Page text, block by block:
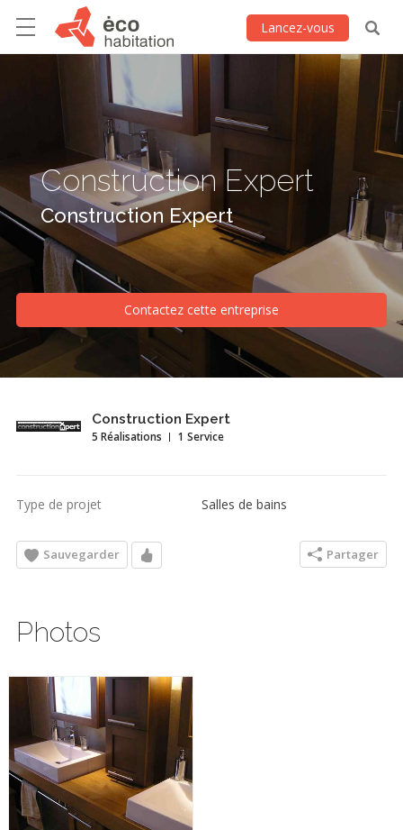
Lancez-vous
Construction Expert
Construction Expert
Contactez cette entreprise
Construction Expert
5 Réalisations 1 Service
Type de projet Salles de bains
Sauvegarder Partager
Photos